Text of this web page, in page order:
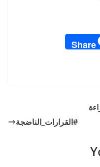
Share
#القرارات_الناضجة